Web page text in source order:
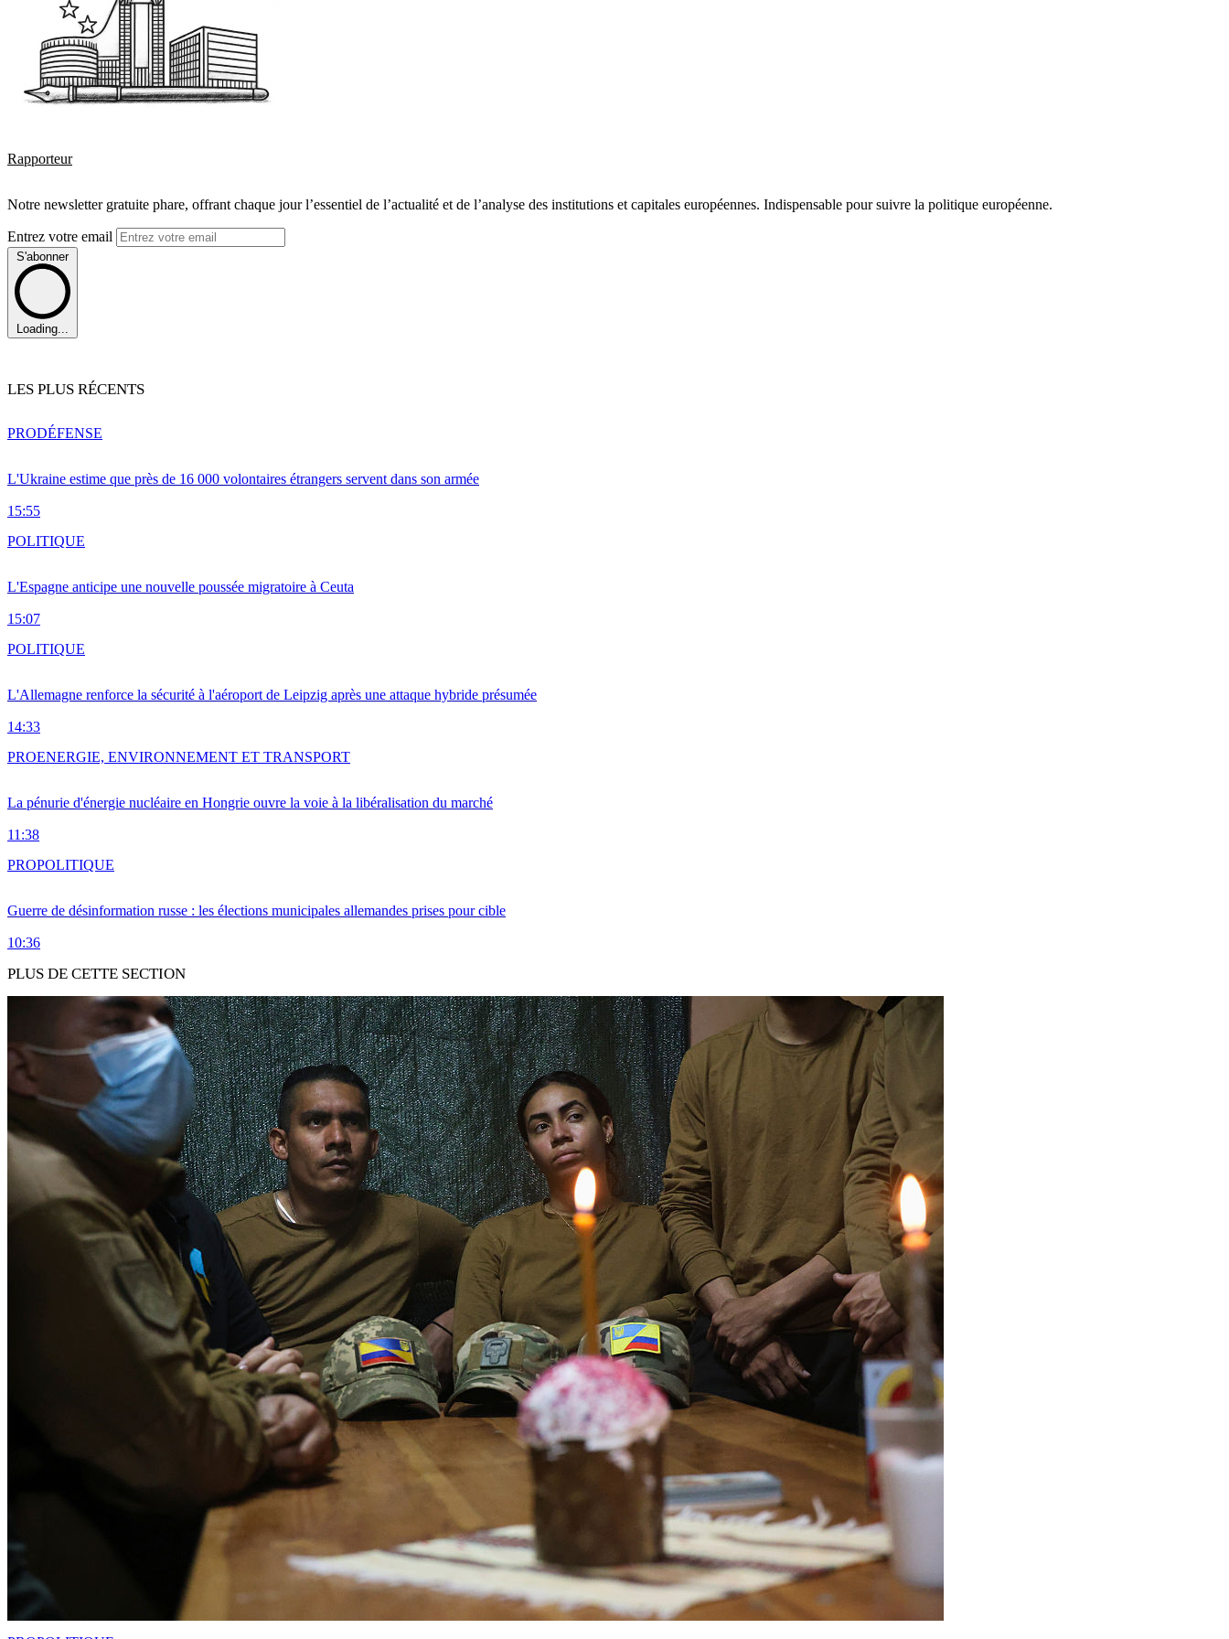
Rapporteur
Notre newsletter gratuite phare, offrant chaque jour l’essentiel de l’actualité et de l’analyse des institutions et capitales européennes. Indispensable pour suivre la politique européenne.
Entrez votre email
S'abonner
Loading...
LES PLUS RÉCENTS
L'Ukraine estime que près de 16 000 volontaires étrangers servent dans son armée
15:55
PRODÉFENSE
L'Espagne anticipe une nouvelle poussée migratoire à Ceuta
15:07
POLITIQUE
L'Allemagne renforce la sécurité à l'aéroport de Leipzig après une attaque hybride présumée
14:33
POLITIQUE
La pénurie d'énergie nucléaire en Hongrie ouvre la voie à la libéralisation du marché
11:38
PROENERGIE, ENVIRONNEMENT ET TRANSPORT
Guerre de désinformation russe : les élections municipales allemandes prises pour cible
10:36
PROPOLITIQUE
PLUS DE CETTE SECTION